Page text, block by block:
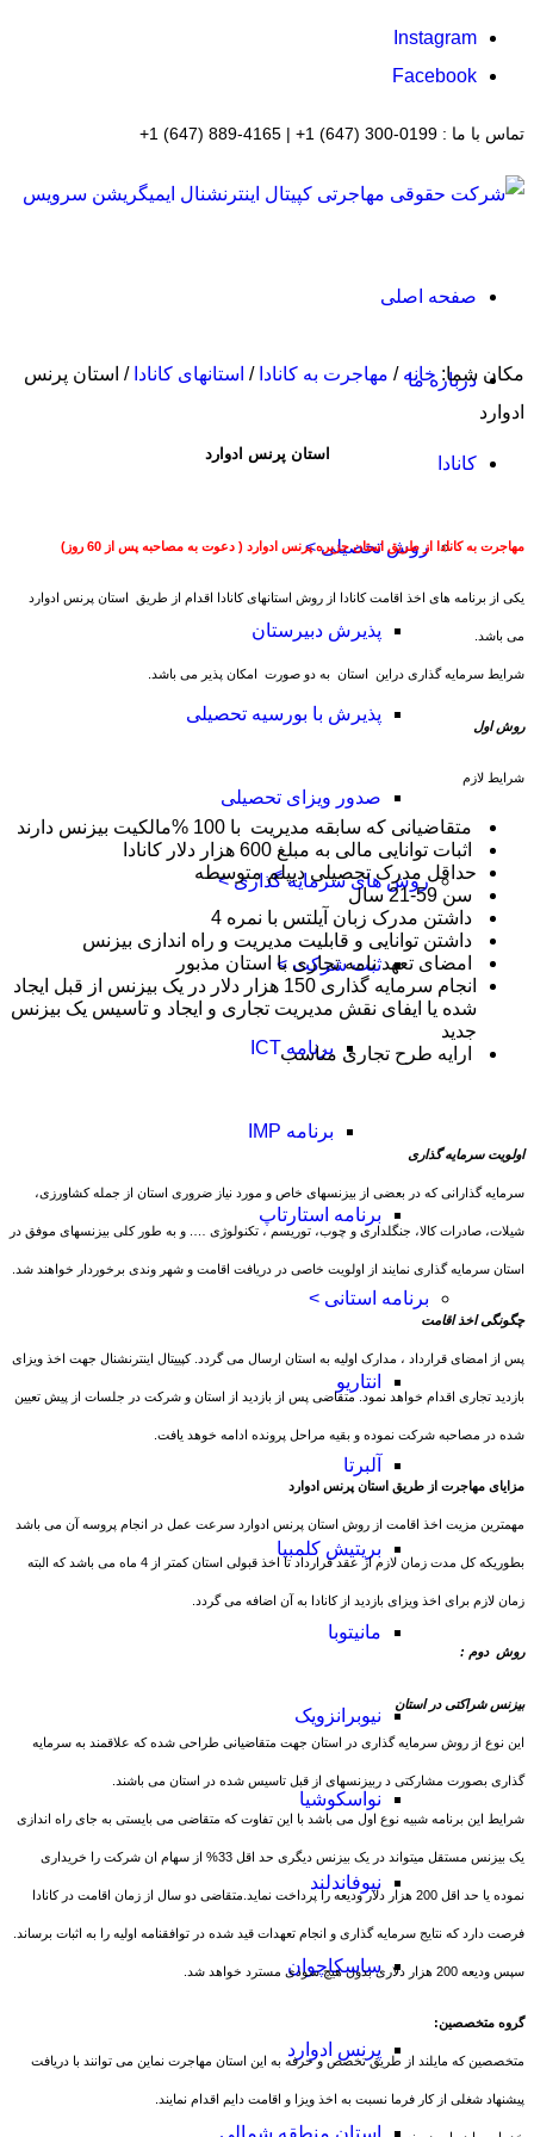
Instagram
Facebook
تماس با ما : 0199-300 (647) 1+ | 4165-889 (647) 1+
صفحه اصلی
درباره ما
کانادا
روش تحصیلی >
پذیرش دبیرستان
پذیرش با بورسیه تحصیلی
صدور ویزای تحصیلی
روش های سرمایه گذاری >
ثبت شرکت >
برنامه ICT
برنامه IMP
برنامه استارتاپ
برنامه استانی >
انتاریو
آلبرتا
بریتیش کلمبیا
مانیتوبا
نیوبرانزویک
نواسکوشیا
نیوفاندلند
ساسکاچوان
پرنس ادوارد
استان منطقه شمالی
مکان شما: خانه / مهاجرت به کانادا / استانهای کانادا / استان پرنس
ادوارد
استان پرنس ادوارد
مهاجرت به کانادا از طریق استان جزیره پرنس ادوارد ( دعوت به مصاحبه پس از 60 روز)
یکی از برنامه های اخذ اقامت کانادا از روش استانهای کانادا اقدام از طریق استان پرنس ادوارد
می باشد.
شرایط سرمایه گذاری دراین استان به دو صورت امکان پذیر می باشد.
روش اول
شرایط لازم
متقاضیانی که سابقه مدیریت با 100 %مالکیت بیزنس دارند
اثبات توانایی مالی به مبلغ 600 هزار دلار کانادا
حداقل مدرک تحصیلی دیپلم متوسطه
سن 59-21 سال
داشتن مدرک زبان آیلتس با نمره 4
داشتن توانایی و قابلیت مدیریت و راه اندازی بیزنس
امضای تعهد نامه تجاری با استان مذبور
انجام سرمایه گذاری 150 هزار دلار در یک بیزنس از قبل ایجاد
شده یا ایفای نقش مدیریت تجاری و ایجاد و تاسیس یک بیزنس
جدید
ارایه طرح تجاری مناسب
اولویت سرمایه گذاری
سرمایه گذارانی که در بعضی از بیزنسهای خاص و مورد نیاز ضروری استان از جمله کشاورزی،
شیلات، صادرات کالا، جنگلداری و چوب، توریسم ، تکنولوژی …. و به طور کلی بیزنسهای موفق در
استان سرمایه گذاری نمایند از اولویت خاصی در دریافت اقامت و شهر وندی برخوردار خواهند شد.
چگونگی اخذ اقامت
پس از امضای قرارداد ، مدارک اولیه به استان ارسال می گردد. کپییتال اینترنشنال جهت اخذ ویزای
بازدید تجاری اقدام خواهد نمود. متقاضی پس از بازدید از استان و شرکت در جلسات از پیش تعیین
شده در مصاحبه شرکت نموده و بقیه مراحل پرونده ادامه خوهد یافت.
مزایای مهاجرت از طریق استان پرنس ادوارد
مهمترین مزیت اخذ اقامت از روش استان پرنس ادوارد سرعت عمل در انجام پروسه آن می باشد
بطوریکه کل مدت زمان لازم از عقد قرارداد تا اخذ قبولی استان کمتر از 4 ماه می باشد که البته
زمان لازم برای اخذ ویزای بازدید از کانادا به آن اضافه می گردد.
روش دوم :
بیزنس شراکتی در استان
این نوع از روش سرمایه گذاری در استان جهت متقاضیانی طراحی شده که علاقمند به سرمایه
گذاری بصورت مشارکتی د ربیزنسهای از قبل تاسیس شده در استان می باشند.
شرایط این برنامه شبیه نوع اول می باشد با این تفاوت که متقاضی می بایستی به جای راه اندازی
یک بیزنس مستقل میتواند در یک بیزنس دیگری حد اقل 33% از سهام ان شرکت را خریداری
نموده یا حد اقل 200 هزار دلار ودیعه را پرداخت نماید.متقاضی دو سال از زمان اقامت در کانادا
فرصت دارد که نتایج سرمایه گذاری و انجام تعهدات قید شده در توافقنامه اولیه را به اثبات برساند.
سپس ودیعه 200 هزار دلاری بدون هیچ سودی مسترد خواهد شد.
گروه متخصصین:
متخصصین که مایلند از طریق تخصص و حرفه به این استان مهاجرت نماین می توانند با دریافت
پیشنهاد شغلی از کار فرما نسبت به اخذ ویزا و اقامت دایم اقدام نمایند.